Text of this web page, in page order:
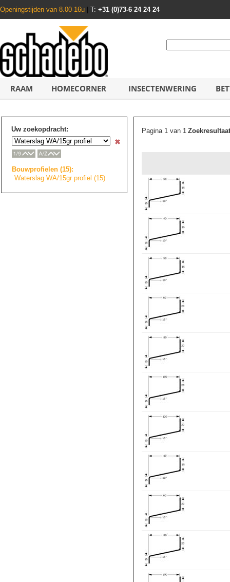
Openingstijden van 8.00-16u T: +31 (0)73-6 24 24 24
RAAM HOMECORNER INSECTENWERING
Uw zoekopdracht:
Bouwprofielen (15):
Waterslag WA/15gr profiel (15)
Pagina 1 van 1Zoekresultaat